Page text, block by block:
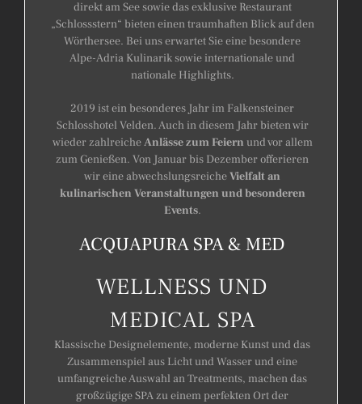
direkt am See sowie das exklusive Restaurant
„Schlossstern“ bieten einen traumhaften Blick auf den
Wörthersee. Bei uns erwartet Sie eine besondere
Alpe-Adria Kulinarik sowie internationale und
nationale Highlights.
2019 ist ein besonderes Jahr im Falkensteiner
Schlosshotel Velden. Auch in diesem Jahr bieten wir
wieder zahlreicheAnlässe zum Feiern und vor allem
zum Genießen. Von Januar bis Dezember offerieren
wir eine abwechslungsreicheVielfalt an
kulinarischen Veranstaltungen und besonderen
Events.
ACQUAPURA SPA & MED
WELLNESS UND
MEDICAL SPA
Klassische Designelemente, moderne Kunst und das
Zusammenspiel aus Licht und Wasser und eine
umfangreiche Auswahl an Treatments, machen das
großzügige SPA zu einem perfekten Ort der